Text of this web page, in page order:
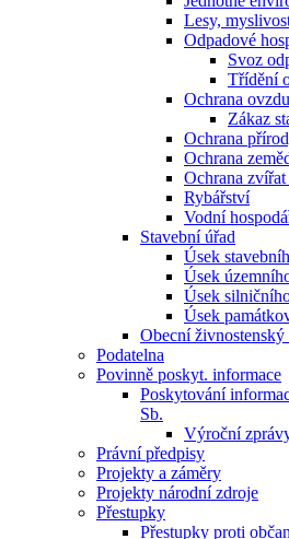
Lesy,
Odpadové
Svoz
Třídění
Ochrana
Zákaz
Ochrana
Ochrana
Ochrana
Rybářství
Vodní
Stavební úřad
Úsek
Úsek
Úsek
Úsek
Obecní živnostenský
Podatelna
Povinně poskyt. informace
Poskytování
Sb.
Výroční
Právní předpisy
Projekty a záměry
Projekty národní zdroje
Přestupky
Přestupky proti